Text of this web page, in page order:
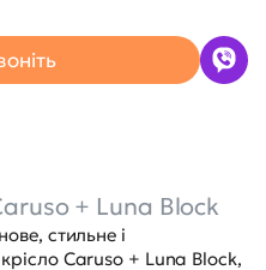
+ Luna Block
стильне і
Caruso + Luna Block,